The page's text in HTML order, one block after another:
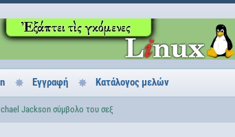
Εγγραφή Κατάλογος μελών
Jackson σύμβολο του σεξ